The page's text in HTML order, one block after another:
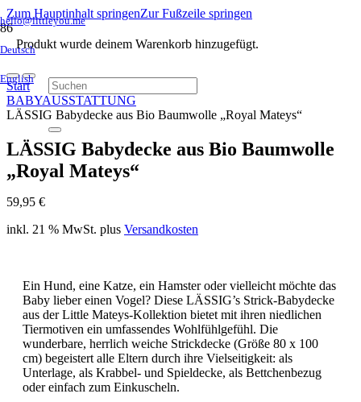
Zum Hauptinhalt springenZur Fußzeile springen
hello@littleyou.me
Deutsch
English
Produkt wurde deinem Warenkorb hinzugefügt.
Start
BABYAUSSTATTUNG
LÄSSIG Babydecke aus Bio Baumwolle „Royal Mateys“
LÄSSIG Babydecke aus Bio Baumwolle
„Royal Mateys“
59,95 €
inkl. 21 % MwSt. plus Versandkosten
Ein Hund, eine Katze, ein Hamster oder vielleicht möchte das
Baby lieber einen Vogel? Diese LÄSSIG’s Strick-Babydecke
aus der Little Mateys-Kollektion bietet mit ihren niedlichen
Tiermotiven ein umfassendes Wohlfühlgefühl. Die
wunderbare, herrlich weiche Strickdecke (Größe 80 x 100
cm) begeistert alle Eltern durch ihre Vielseitigkeit: als
Unterlage, als Krabbel- und Spieldecke, als Bettchenbezug
oder einfach zum Einkuscheln.